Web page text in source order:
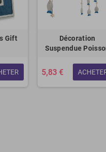
Gift
Décoration
Suspendue
5,83 €